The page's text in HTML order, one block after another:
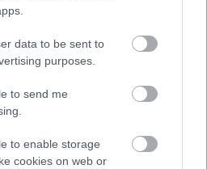
data to be sent to
purposes.
to send me
to enable storage
cookies on web or
τοσύστημα ηλεκτρονικής
1 Ιουλίου 2024, προβλέπει
ηλεκτρονικά στη θυρίδα του